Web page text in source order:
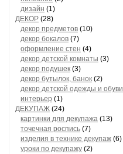
дизайн (1)
ДЕКОР (28)
декор предметов (10)
декор бокалов (7)
оформление стен (4)
декор детской комнаты (3)
декор подушек (3)
декор бутылок, банок (2)
декор детской одежды и обуви
интерьер (1)
ДЕКУПАЖ (24)
картинки для декупажа (13)
точечная роспись (7)
изделия в технике декупаж (6)
уроки по декупажу (2)